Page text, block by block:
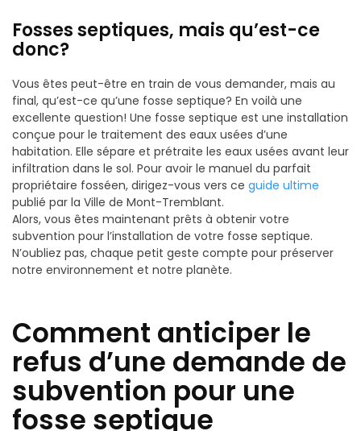
Fosses septiques, mais qu’est-ce
donc?
Vous êtes peut-être en train de vous demander, mais au
final, qu’est-ce qu’une fosse septique? En voilà une
excellente question! Une fosse septique est une installation
conçue pour le traitement des eaux usées d’une
habitation. Elle sépare et prétraite les eaux usées avant leur
infiltration dans le sol. Pour avoir le manuel du parfait
propriétaire fosséen, dirigez-vous vers ce guide ultime
publié par la Ville de Mont-Tremblant.
Alors, vous êtes maintenant prêts à obtenir votre
subvention pour l’installation de votre fosse septique.
N’oubliez pas, chaque petit geste compte pour préserver
notre environnement et notre planète.
Comment anticiper le
refus d’une demande de
subvention pour une
fosse septique